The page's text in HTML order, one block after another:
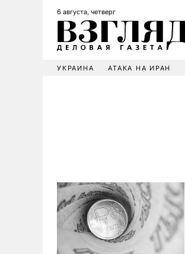
6 августа, четверг
УКРАИНА АТАКА НА ИРАН